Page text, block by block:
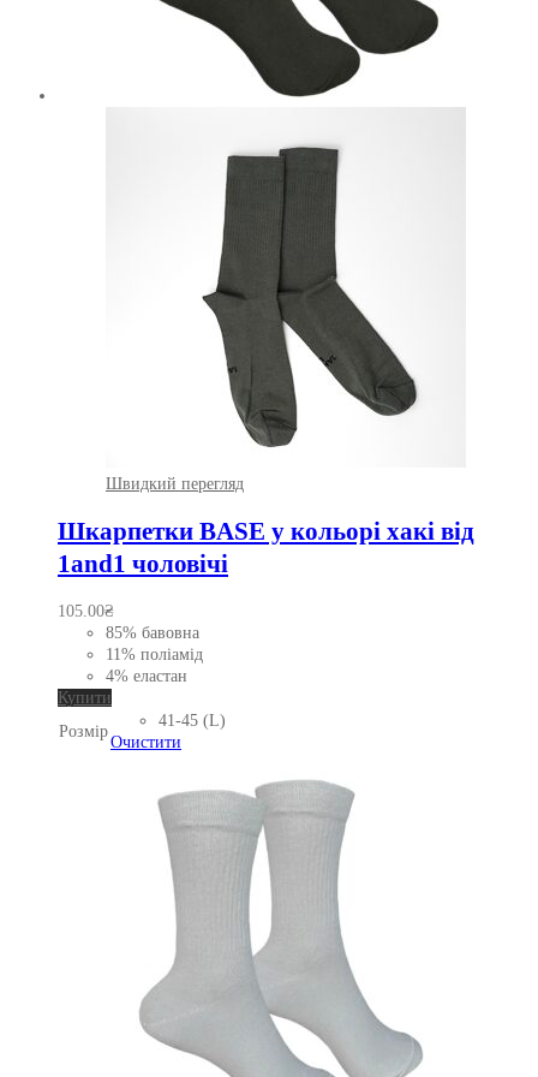
Швидкий перегляд
Шкарпетки BASE у кольорі хакі від
1and1 чоловічі
105.00₴
85% бавовна
11% поліамід
4% еластан
Купити
товар
має
Параметри
вибрати
Розмір
41-45 (L)
Очистити